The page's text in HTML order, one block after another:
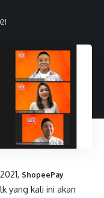
ShopeePay
yang kali ini akan